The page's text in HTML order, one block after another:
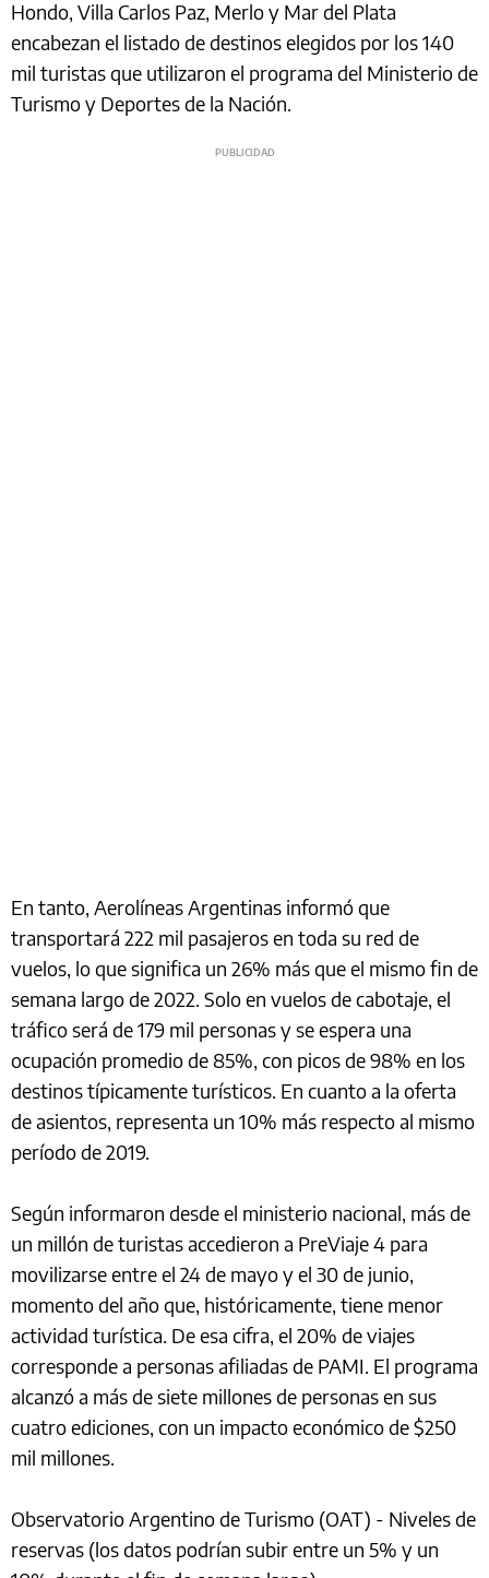
Hondo, Villa Carlos Paz, Merlo y Mar del Plata
encabezan el listado de destinos elegidos por los 140
mil turistas que utilizaron el programa del Ministerio de
Turismo y Deportes de la Nación.
En tanto, Aerolíneas Argentinas informó que
transportará 222 mil pasajeros en toda su red de
vuelos, lo que significa un 26% más que el mismo fin de
semana largo de 2022. Solo en vuelos de cabotaje, el
tráfico será de 179 mil personas y se espera una
ocupación promedio de 85%, con picos de 98% en los
destinos típicamente turísticos. En cuanto a la oferta
de asientos, representa un 10% más respecto al mismo
período de 2019.
Según informaron desde el ministerio nacional, más de
un millón de turistas accedieron a PreViaje 4 para
movilizarse entre el 24 de mayo y el 30 de junio,
momento del año que, históricamente, tiene menor
actividad turística. De esa cifra, el 20% de viajes
corresponde a personas afiliadas de PAMI. El programa
alcanzó a más de siete millones de personas en sus
cuatro ediciones, con un impacto económico de $250
mil millones.
Observatorio Argentino de Turismo (OAT) - Niveles de
reservas (los datos podrían subir entre un 5% y un